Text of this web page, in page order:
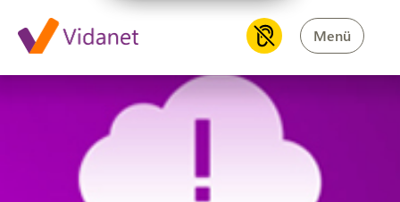
Menü
Szolgáltatásleállás Győr